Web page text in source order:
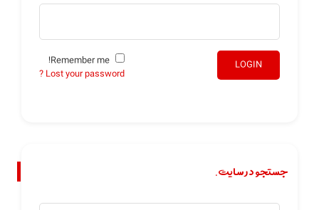
LOGIN
Lost your password ?
جستجو در سایت.